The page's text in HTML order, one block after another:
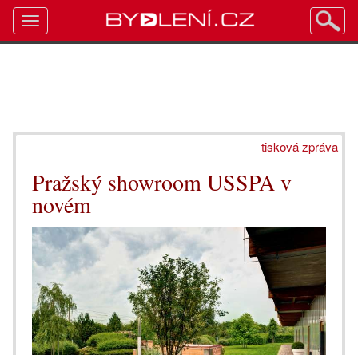
tisková zpráva
Pražský showroom USSPA v
novém
Toggle
navigation